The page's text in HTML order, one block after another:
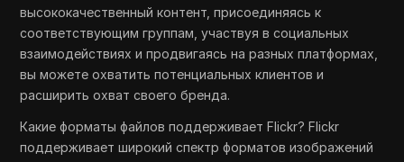
высококачественный контент, присоединяясь к
соответствующим группам, участвуя в социальных
взаимодействиях и продвигаясь на разных платформах,
вы можете охватить потенциальных клиентов и
расширить охват своего бренда.
Какие форматы файлов поддерживает Flickr? Flickr
поддерживает широкий спектр форматов изображений